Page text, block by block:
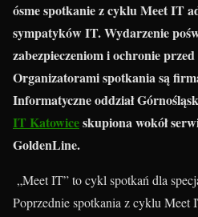
ósme spotkanie z cyklu Meet IT
sympatyków IT. Wydarzenie
zabezpieczeniom i ochronie
Organizatorami spotkania są
Informatyczne oddział
IT Katowiceskupiona wokół
GoldenLine.
„Meet IT” to cykl spotkań dla
Poprzednie spotkania z cyklu Meet